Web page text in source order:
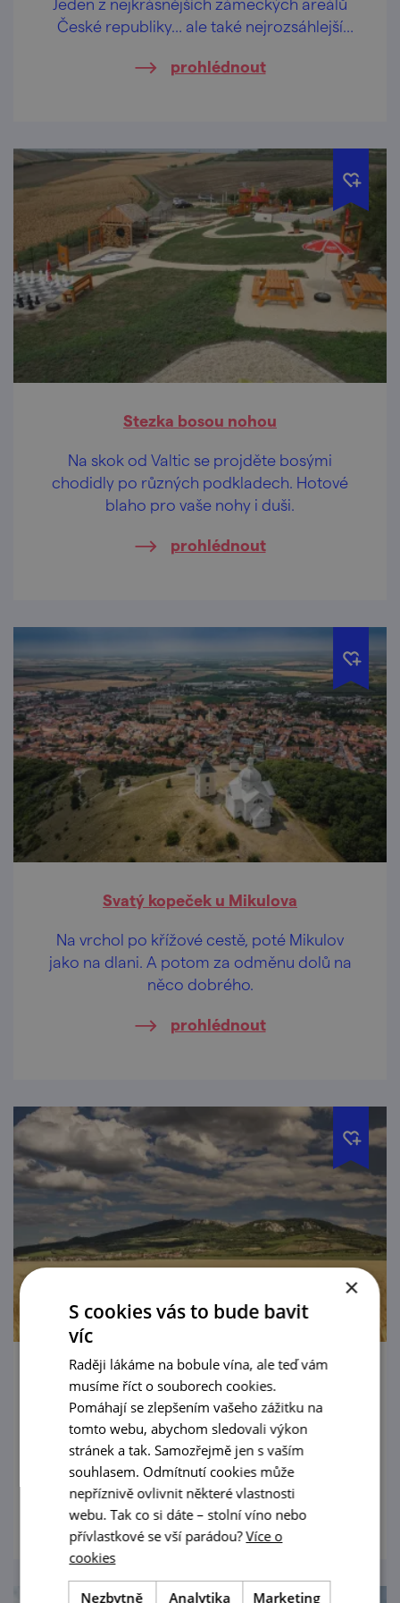
České republiky… ale také nejrozsáhlejší
prohlédnout
Stezka bosou nohou
Na skok od Valtic se projděte bosými
chodidly po různých podkladech. Hotové
blaho pro vaše nohy i duši.
prohlédnout
Svatý kopeček u Mikulova
Na vrchol po křížové cestě, poté Mikulov
jako na dlani. A potom za odměnu dolů na
něco dobrého.
prohlédnout
Biosférická rezervace Dolní Morava
Tahle přírodní oblast není jen úžasná Pálava,
je to krajina s dvojnásobným statusem
UNESCO. Navštívíte, poznáte, pochopíte.
prohlédnout
×
S cookies vás to bude bavit
víc
Raději lákáme na bobule vína, ale teď vám
musíme říct o souborech cookies.
Pomáhají se zlepšením vašeho zážitku na
tomto webu, abychom sledovali výkon
stránek a tak. Samozřejmě jen s vaším
souhlasem. Odmítnutí cookies může
nepříznivě ovlivnit některé vlastnosti
webu. Tak co si dáte – stolní víno nebo
přívlastkové se vší parádou?Více o
cookies
Nezbytně
Analytika Marketing